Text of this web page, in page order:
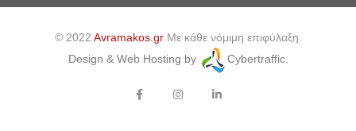
© 2022 Avramakos.grΜε κάθε νόμιμη επιφύλαξη.
Design & Web Hosting by
Cybertraffic.